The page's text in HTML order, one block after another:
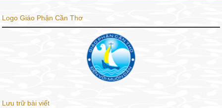
Logo Giáo Phận Cần Thơ
Lưu trữ bài viết